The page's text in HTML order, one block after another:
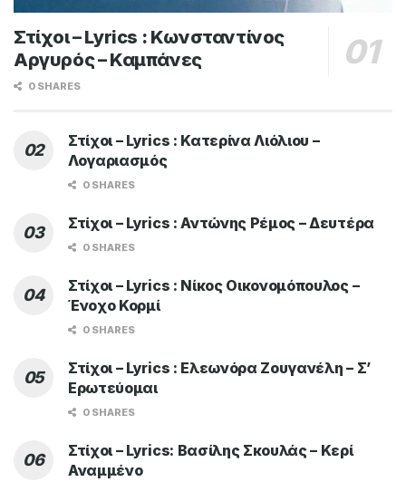
Στίχοι – Lyrics : Κωνσταντίνος
Αργυρός – Καμπάνες
0 SHARES
Στίχοι – Lyrics : Κατερίνα Λιόλιου –
Λογαριασμός
0 SHARES
Στίχοι – Lyrics : Αντώνης Ρέμος – Δευτέρα
0 SHARES
Στίχοι – Lyrics : Νίκος Οικονομόπουλος –
Ένοχο Κορμί
0 SHARES
Στίχοι – Lyrics : Ελεωνόρα Ζουγανέλη – Σ’
Ερωτεύομαι
0 SHARES
Στίχοι – Lyrics: Βασίλης Σκουλάς – Κερί
Αναμμένο